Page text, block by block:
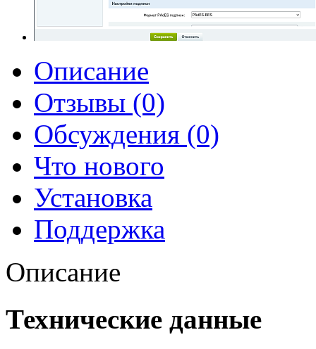
Описание
Отзывы (0)
Обсуждения (0)
Что нового
Установка
Поддержка
Описание
Технические данные